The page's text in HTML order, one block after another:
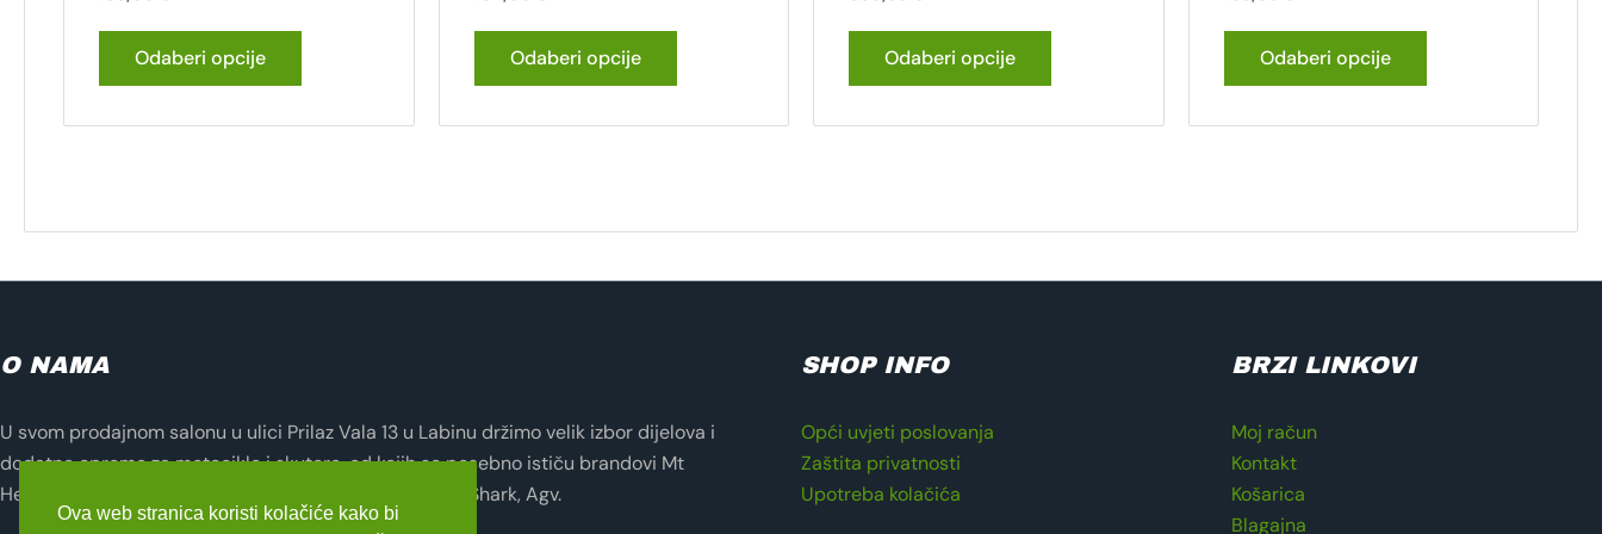
Odaberi opcije Odaberi opcije Odaberi opcije Odaberi opcije
O NAMA
U svom prodajnom salonu u ulici Prilaz Vala 13 u Labinu držimo velik izbor dijelova i
dodatne opreme za motocikle i skutere, od kojih se posebno ističu brandovi Mt
Helmets, Lampa, Evotech, Seventy Degrees, Zandona, Shark, Agv.
SHOP INFO
Opći uvjeti poslovanja
Zaštita privatnosti
Upotreba kolačića
BRZI LINKOVI
Moj račun
Kontakt
Košarica
Blagajna
Ova web stranica koristi kolačiće kako bi